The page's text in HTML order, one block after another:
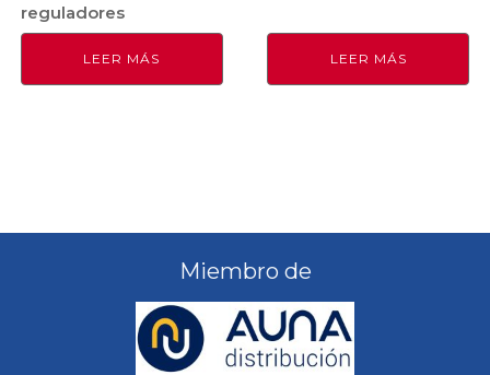
reguladores
LEER MÁS LEER MÁS
Miembro de